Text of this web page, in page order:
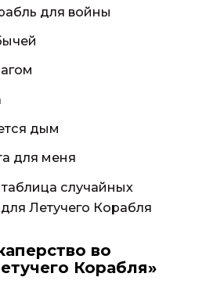
для войны
дым
для меня
случайных
Летучего Корабля
во
Корабля»